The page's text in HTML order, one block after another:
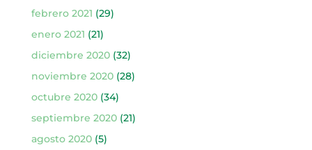
febrero 2021 (29)
enero 2021 (21)
diciembre 2020(32)
noviembre 2020(28)
octubre 2020(34)
septiembre 2020(21)
agosto 2020(5)